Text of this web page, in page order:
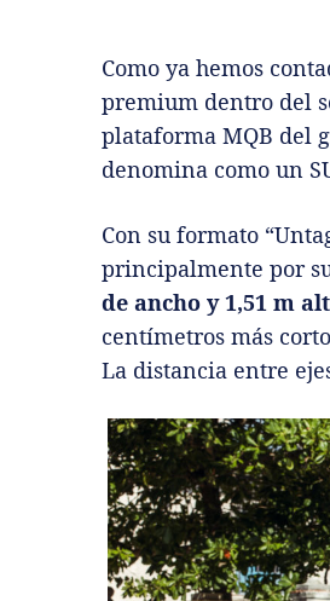
Como ya hemos
premium dentro del
plataforma MQB del
denomina como un
Con su formato
principalmente por
de ancho y 1,51 m
centímetros más
La distancia entre